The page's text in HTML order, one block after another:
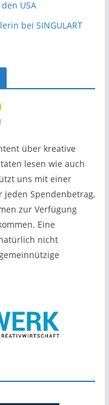
USA
bei SINGULART
über kreative
lesen wie auch
uns mit einer
jeden Spendenbetrag,
zur Verfügung
Eine
nicht